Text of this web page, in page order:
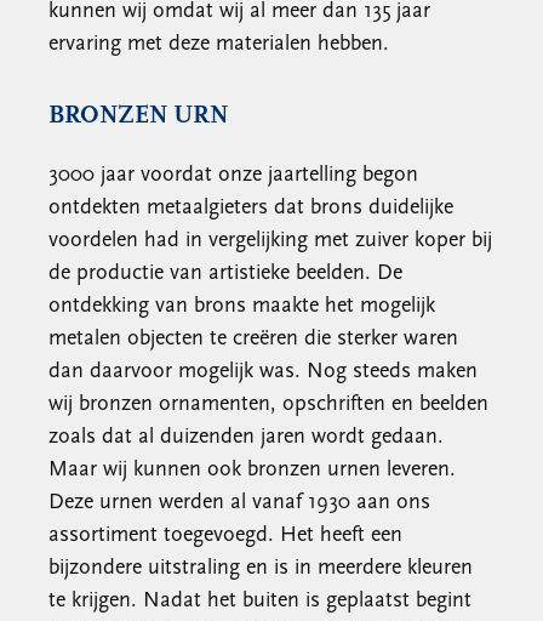
kunnen wij omdat wij al meer dan 135 jaar
ervaring met deze materialen hebben.
BRONZEN URN
3000 jaar voordat onze jaartelling begon
ontdekten metaalgieters dat brons duidelijke
voordelen had in vergelijking met zuiver koper bij
de productie van artistieke beelden. De
ontdekking van brons maakte het mogelijk
metalen objecten te creëren die sterker waren
dan daarvoor mogelijk was. Nog steeds maken
wij bronzen ornamenten, opschriften en beelden
zoals dat al duizenden jaren wordt gedaan.
Maar wij kunnen ook bronzen urnen leveren.
Deze urnen werden al vanaf 1930 aan ons
assortiment toegevoegd. Het heeft een
bijzondere uitstraling en is in meerdere kleuren
te krijgen. Nadat het buiten is geplaatst begint